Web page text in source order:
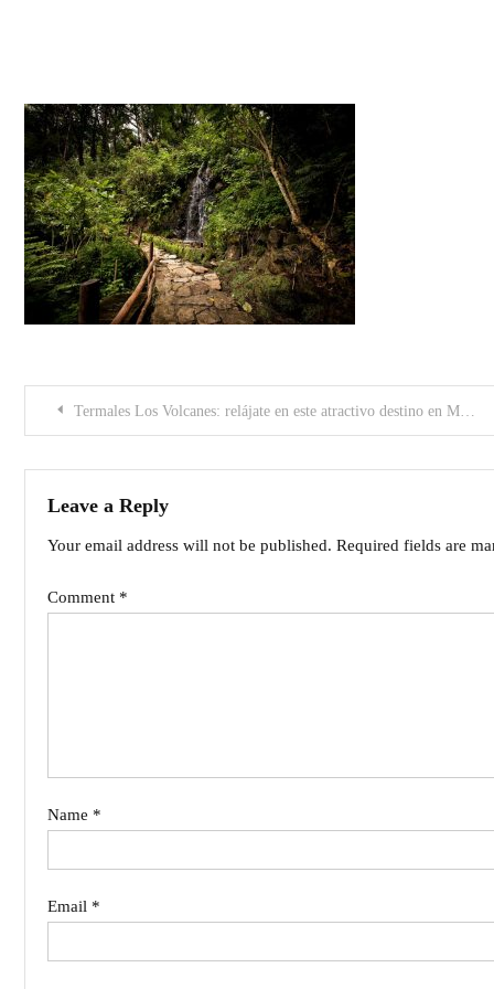
PostTermales Los Volcanes: relájate en este atractivo destino en Machetá, Cundinamarca
Leave a Reply
Your email address will not be published. Required fields are
Comment *
Name *
Email *